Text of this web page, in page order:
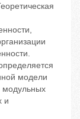
модели
модульных
и